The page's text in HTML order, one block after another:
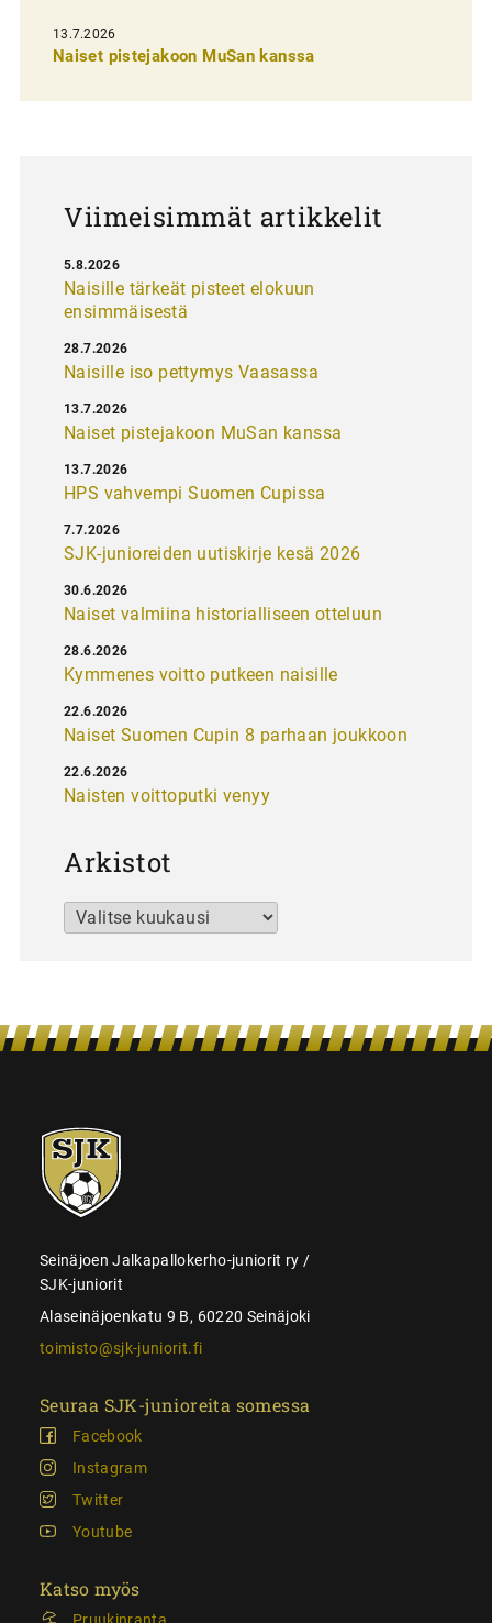
e
13.7.2026
Naiset pistejakoon MuSan kanssa
Viimeisimmät artikkelit
Naisille tärkeät pisteet elokuun
ensimmäisestä
5.8.2026
Naisille iso pettymys Vaasassa
28.7.2026
Naiset pistejakoon MuSan kanssa
13.7.2026
HPS vahvempi Suomen Cupissa
13.7.2026
SJK-junioreiden uutiskirje kesä 2026
7.7.2026
Naiset valmiina historialliseen otteluun
30.6.2026
Kymmenes voitto putkeen naisille
28.6.2026
Naiset Suomen Cupin 8 parhaan joukkoon
22.6.2026
Naisten voittoputki venyy
22.6.2026
Arkistot
Arkistot
SJK-
juniorit
Seinäjoen Jalkapallokerho-juniorit ry /
SJK-juniorit
Alaseinäjoenkatu 9 B, 60220 Seinäjoki
toimisto@sjk-juniorit.fi
Seuraa SJK-junioreita somessa
Facebook
Instagram
Twitter
Youtube
Katso myös
Pruukinranta